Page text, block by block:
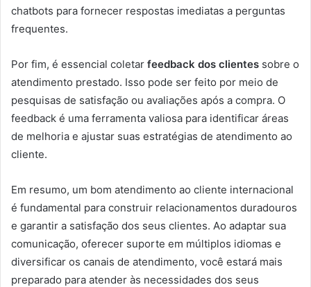
chatbots para fornecer respostas imediatas a perguntas
frequentes.
Por fim, é essencial coletar feedback dos clientes sobre o
atendimento prestado. Isso pode ser feito por meio de
pesquisas de satisfação ou avaliações após a compra. O
feedback é uma ferramenta valiosa para identificar áreas
de melhoria e ajustar suas estratégias de atendimento ao
cliente.
Em resumo, um bom atendimento ao cliente internacional
é fundamental para construir relacionamentos duradouros
e garantir a satisfação dos seus clientes. Ao adaptar sua
comunicação, oferecer suporte em múltiplos idiomas e
diversificar os canais de atendimento, você estará mais
preparado para atender às necessidades dos seus